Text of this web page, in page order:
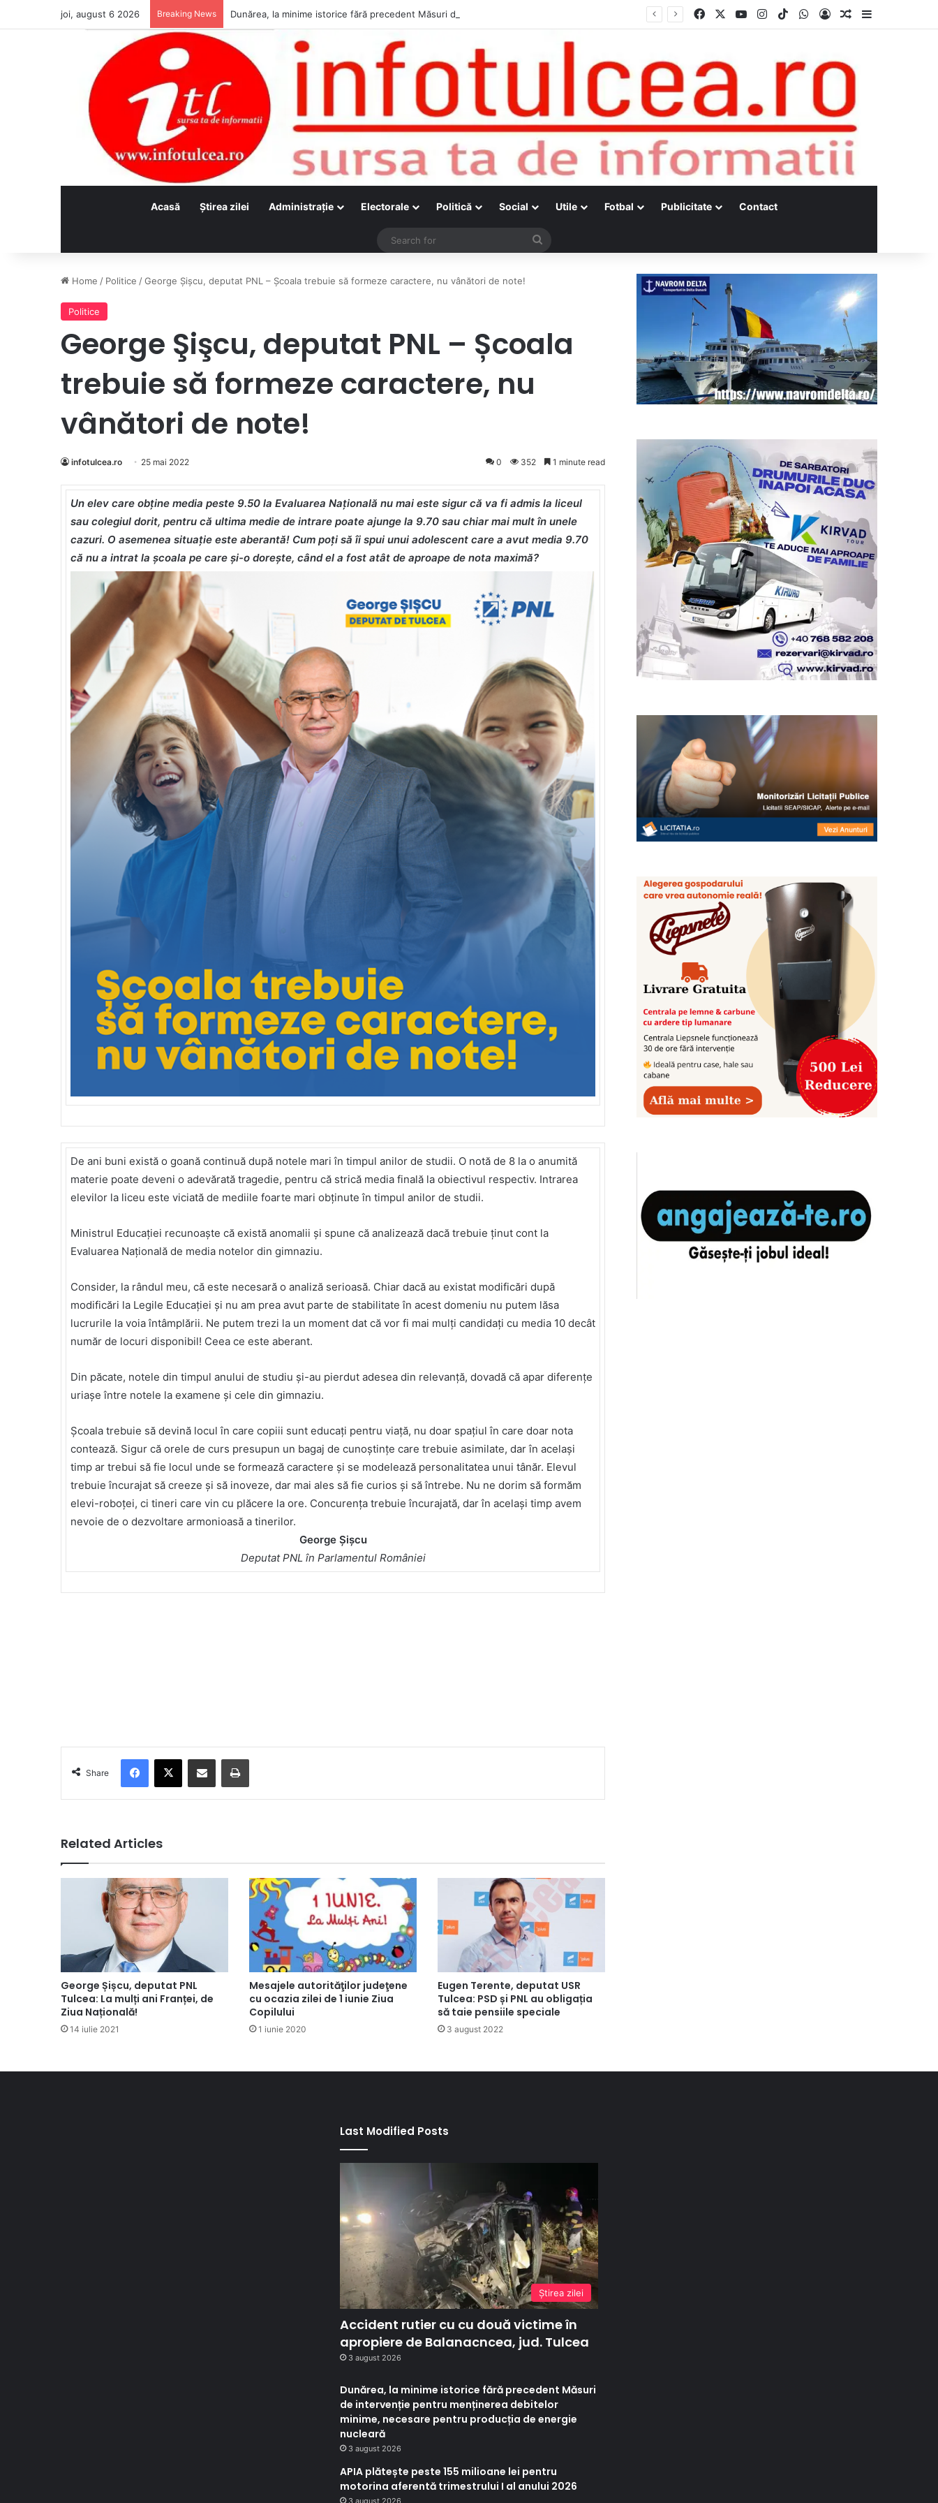
joi, august 6 2026 Breaking News Facebook YouTubeInstagram
TikTokWhatsApp
Log InRandom Article
Acasă Ştirea zilei Administraţie Electorale Politică Social Utile Fotbal Publicitate Contact
Search
Home / Politice /George Şişcu, deputat PNL – Școala trebuie să formeze caractere, nu vânători de note!
Politice
George Şişcu, deputat PNL – Școala
trebuie să formeze caractere, nu
vânători de note!
infotulcea.ro 25 mai 2022 0 352 1 minute read
Un elev care obține media peste 9.50 la Evaluarea Națională nu mai este sigur că va fi admis la liceul
sau colegiul dorit, pentru că ultima medie de intrare poate ajunge la 9.70 sau chiar mai mult în unele
cazuri. O asemenea situație este aberantă! Cum poți să îi spui unui adolescent care a avut media 9.70
că nu a intrat la școala pe care și-o dorește, când el a fost atât de aproape de nota maximă?
De ani buni există o goană continuă după notele mari în timpul anilor de studii. O notă de 8 la o anumită
materie poate deveni o adevărată tragedie, pentru că strică media finală la obiectivul respectiv. Intrarea
elevilor la liceu este viciată de mediile foarte mari obținute în timpul anilor de studii.
Ministrul Educației recunoaște că există anomalii și spune că analizează dacă trebuie ținut cont la
Evaluarea Națională de media notelor din gimnaziu.
Consider, la rândul meu, că este necesară o analiză serioasă. Chiar dacă au existat modificări după
modificări la Legile Educației și nu am prea avut parte de stabilitate în acest domeniu nu putem lăsa
lucrurile la voia întâmplării. Ne putem trezi la un moment dat că vor fi mai mulți candidați cu media 10 decât
număr de locuri disponibil! Ceea ce este aberant.
Din păcate, notele din timpul anului de studiu și-au pierdut adesea din relevanță, dovadă că apar diferențe
uriașe între notele la examene și cele din gimnaziu.
Școala trebuie să devină locul în care copiii sunt educați pentru viață, nu doar spațiul în care doar nota
contează. Sigur că orele de curs presupun un bagaj de cunoștințe care trebuie asimilate, dar în același
timp ar trebui să fie locul unde se formează caractere și se modelează personalitatea unui tânăr. Elevul
trebuie încurajat să creeze și să inoveze, dar mai ales să fie curios și să întrebe. Nu ne dorim să formăm
elevi-roboței, ci tineri care vin cu plăcere la ore. Concurența trebuie încurajată, dar în același timp avem
nevoie de o dezvoltare armonioasă a tinerilor.
George Șișcu
Deputat PNL în Parlamentul României
Share
Related Articles
George Șișcu, deputat PNL
Tulcea: La mulți ani Franței, de
Ziua Națională!
14 iulie 2021
Mesajele autorităţilor judeţene
cu ocazia zilei de 1 iunie Ziua
Copilului
1 iunie 2020
Eugen Terente, deputat USR
Tulcea: PSD și PNL au obligația
să taie pensiile speciale
3 august 2022
Last Modified Posts
Ştirea zilei
Accident rutier cu cu două victime în
apropiere de Balanacncea, jud. Tulcea
3 august 2026
Dunărea, la minime istorice fără precedent Măsuri
de intervenție pentru menținerea debitelor
minime, necesare pentru producția de energie
nucleară
3 august 2026
APIA plătește peste 155 milioane lei pentru
motorina aferentă trimestrului I al anului 2026
3 august 2026